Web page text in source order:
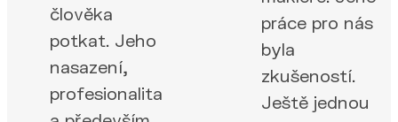
člověka
potkat. Jeho
nasazení,
profesionalita
práce pro nás
byla
zkušeností.
Ještě jednou